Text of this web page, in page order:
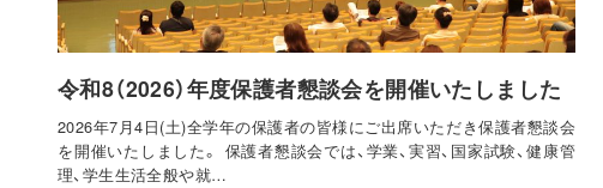
令和8（2026）年度保護者懇談会を開催いたしました
2026年7月4日(土)全学年の保護者の皆様にご出席いただき保護者懇談会
を開催いたしました。 保護者懇談会では、学業、実習、国家試験、健康管
理、学生生活全般や就…